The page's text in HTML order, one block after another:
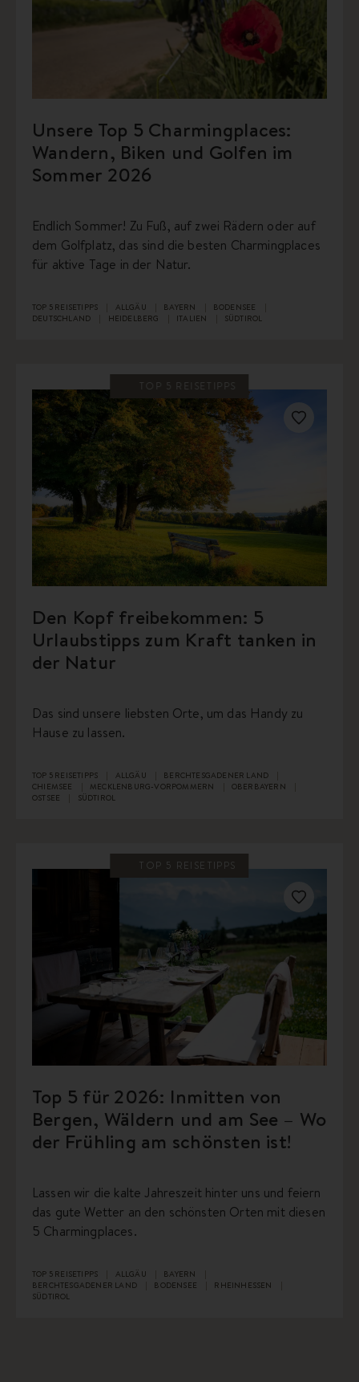
Unsere Top 5 Charmingplaces:
Wandern, Biken und Golfen im
Sommer 2026
Endlich Sommer! Zu Fuß, auf zwei Rädern oder auf
dem Golfplatz, das sind die besten Charmingplaces
für aktive Tage in der Natur.
TOP 5 REISETIPPS ALLGÄU BAYERN
BODENSEE
DEUTSCHLAND
HEIDELBERG ITALIEN SÜDTIROL
TOP 5 REISETIPPS
Den Kopf freibekommen: 5
Urlaubstipps zum Kraft tanken in
der Natur
Das sind unsere liebsten Orte, um das Handy zu
Hause zu lassen.
TOP 5 REISETIPPS ALLGÄU
BERCHTESGADENER LAND
CHIEMSEE
MECKLENBURG-VORPOMMERN
OBERBAYERN
OSTSEE
SÜDTIROL
TOP 5 REISETIPPS
Top 5 für 2026: Inmitten von
Bergen, Wäldern und am See – Wo
der Frühling am schönsten ist!
Lassen wir die kalte Jahreszeit hinter uns und feiern
das gute Wetter an den schönsten Orten mit diesen
5 Charmingplaces.
TOP 5 REISETIPPS ALLGÄU
BAYERN
BERCHTESGADENER LAND
BODENSEE
RHEINHESSEN
SÜDTIROL